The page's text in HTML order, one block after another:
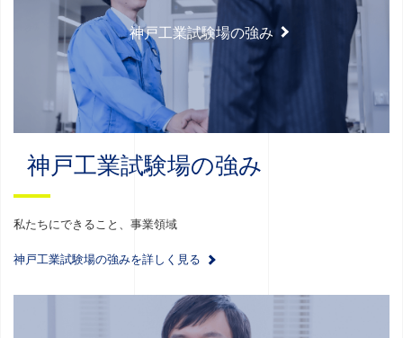
神戸工業試験場の強み
神戸工業試験場の強み
私たちにできること、事業領域
神戸工業試験場の強みを詳しく見る